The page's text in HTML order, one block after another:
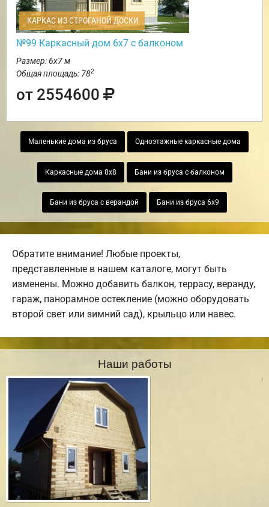
КАРКАС ИЗ СТРОГАНОЙ ДОСКИ
№99 Каркасный дом 6х7 с балконом
Размер: 6х7 м
Общая площадь: 782
от 2554600
Маленькие дома из бруса Одноэтажные каркасные дома
Каркасные дома 8х8 Бани из бруса с балконом
Бани из бруса с верандой Бани из бруса 6х9
Обратите внимание! Любые проекты,
представленные в нашем каталоге, могут быть
изменены. Можно добавить балкон, террасу, веранду,
гараж, панорамное остекление (можно оборудовать
второй свет или зимний сад), крыльцо или навес.
Наши работы